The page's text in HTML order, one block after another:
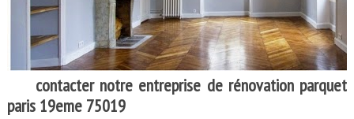
contacter notre entreprise de rénovation parquet
paris 19eme 75019